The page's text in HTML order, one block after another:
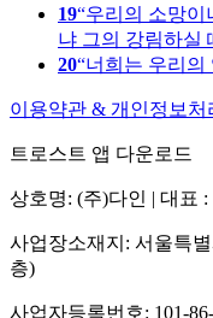
19 우리의 소망이
냐 그의 강림하실
20 너희는 우리의
이용약관 & 개인정보처
트로스트 앱 다운로드
상호명: (주)다인 | 대표 :
사업장소재지: 서울특
층)
사업자등록번호: 101-